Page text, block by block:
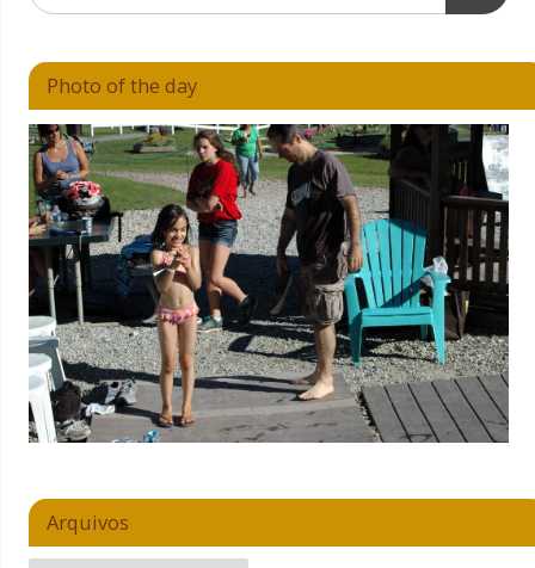
Photo of the day
Arquivos